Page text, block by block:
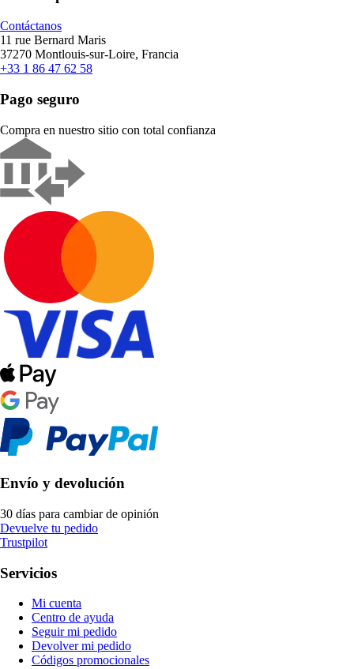
Contáctanos
11 rue Bernard Maris
37270 Montlouis-sur-Loire, Francia
+33 1 86 47 62 58
Pago seguro
Compra en nuestro sitio con total confianza
Envío y devolución
30 días para cambiar de opinión
Devuelve tu pedido
Trustpilot
Servicios
Mi cuenta
Centro de ayuda
Seguir mi pedido
Devolver mi pedido
Códigos promocionales